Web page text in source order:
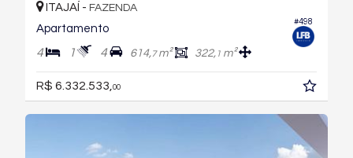
#498
ITAJAÍ - FAZENDA
Apartamento
4 1 4 614,7m² 322, 1 m²
R$ 6.332.533, 00